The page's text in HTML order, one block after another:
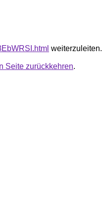
weiterzuleiten.
Seite zurückkehren.